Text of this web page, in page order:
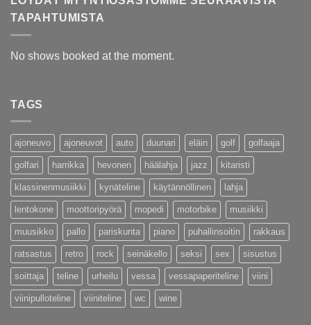
TAPAHTUMISTA
No shows booked at the moment.
TAGS
ajoneuvo ajoneuvot auto duunari eläin golf golfaaja
golfari harrikka hevonen häälahja jazz kitaristi
klassinenmusiikki kynäteline käytännöllinen lahja
lentokone moottoripyörä mopedi motorbike musiikki
muusikko pallo pariskunta piano puhallinsoitin rakkaus
ratsastus retro rock seinäkello seksi sex sisustus
soittaja teline urheilu vessa vessapaperiteline viini
viinipulloteline viiniteline wc wine